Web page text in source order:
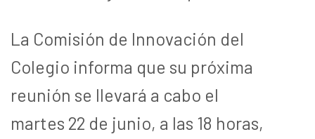
La Comisión de Innovación del
Colegio informa que su próxima
reunión se llevará a cabo el
martes 22 de junio, a las 18 horas,